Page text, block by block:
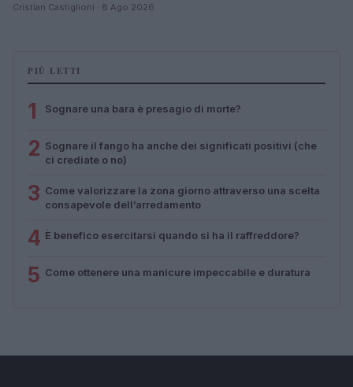
Cristian Castiglioni · 8 Ago 2026
PIÙ LETTI
1 Sognare una bara è presagio di morte?
2 Sognare il fango ha anche dei significati positivi (che
ci crediate o no)
3 Come valorizzare la zona giorno attraverso una scelta
consapevole dell’arredamento
4 È benefico esercitarsi quando si ha il raffreddore?
5 Come ottenere una manicure impeccabile e duratura